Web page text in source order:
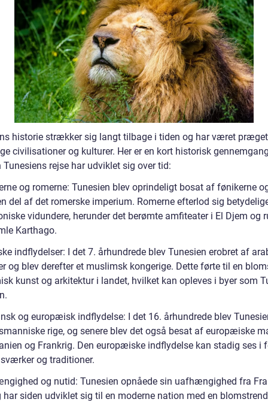
historie strækker sig langt tilbage i tiden og har været
civilisationer og kulturer. Her er en kort historisk
Tunesiens rejse har udviklet sig over tid:
og romerne: Tunesien blev oprindeligt bosat af fønikerne
del af det romerske imperium. Romerne efterlod sig
vidundere, herunder det berømte amfiteater i El Djem og
Karthago.
indflydelser: I det 7. århundrede blev Tunesien erobret af
og blev derefter et muslimsk kongerige. Dette førte til en
kunst og arkitektur i landet, hvilket kan opleves i byer som
og europæisk indflydelse: I det 16. århundrede blev
rige, og senere blev det også besat af europæiske
og Frankrig. Den europæiske indflydelse kan stadig ses i
og traditioner.
og nutid: Tunesien opnåede sin uafhængighed fra
har siden udviklet sig til en moderne nation med en